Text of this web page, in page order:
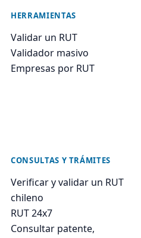
HERRAMIENTAS
Validar un RUT
Validador masivo
Empresas por RUT
CONSULTAS Y TRÁMITES
Verificar y validar un RUT
chileno
RUT 24x7
Consultar patente,